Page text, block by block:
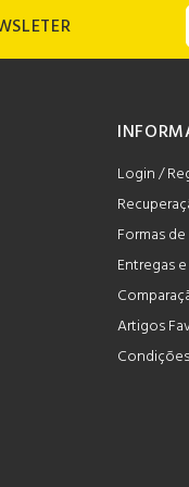
Login /
Formas
Entregas
Artigos